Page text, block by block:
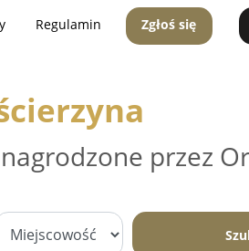
Regulamin Zgłoś się
przez